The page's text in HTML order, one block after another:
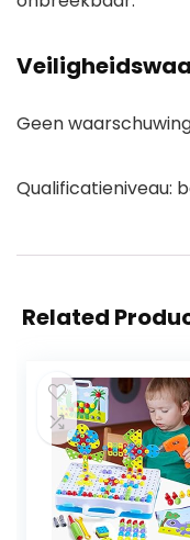
Geen
Qualificatieniveau:
Related